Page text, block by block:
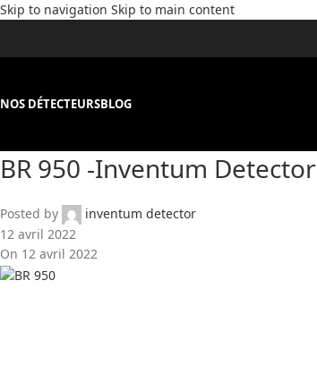
Skip to navigation Skip to main content
NOS DÉTECTEURSBLOG
BR 950 -Inventum
Posted by
inventum detector
12 avril 2022
On 12 avril 2022